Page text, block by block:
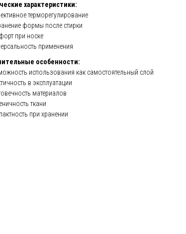
характеристики:
терморегулирование
формы после стирки
при носке
применения
особенности:
использования как самостоятельный слой
в эксплуатации
материалов
ткани
при хранении